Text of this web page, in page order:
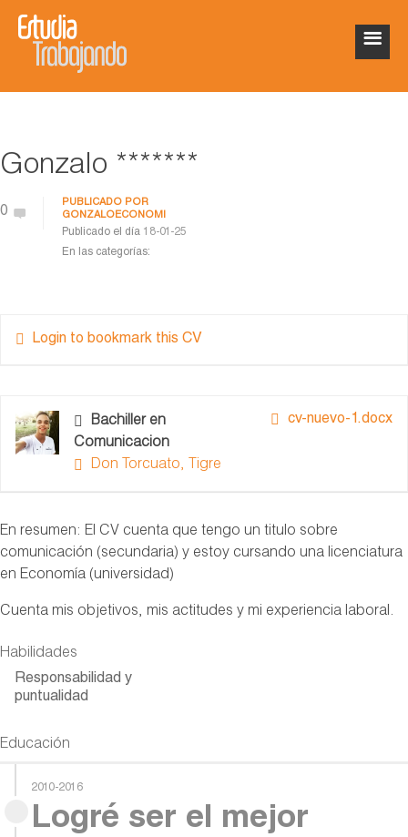
Gonzalo *******
0
PUBLICADO POR
GONZALOECONOMI
Publicado el día 18-01-25
En las categorías:
Login to bookmark this CV
cv-nuevo-1.docx
Bachiller en
Comunicacion
Don Torcuato, Tigre
En resumen: El CV cuenta que tengo un titulo sobre
comunicación (secundaria) y estoy cursando una licenciatura
en Economía (universidad)
Cuenta mis objetivos, mis actitudes y mi experiencia laboral.
Habilidades
Responsabilidad y
puntualidad
Educación
2010-2016
Logré ser el mejor